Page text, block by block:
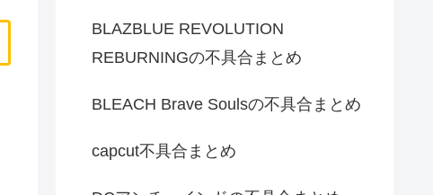
BLAZBLUE REVOLUTION
REBURNINGの不具合まとめ
BLEACH Brave Soulsの不具合まとめ
capcut不具合まとめ